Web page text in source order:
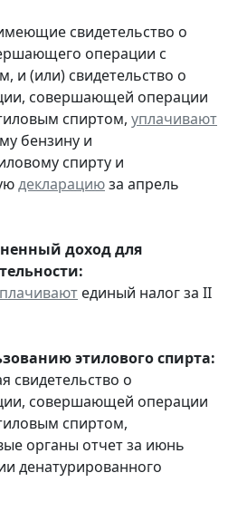
свидетельство о
операции с
и (или) свидетельство о
совершающей операции
спиртом, уплачивают
бензину и
спирту и
декларациюза апрель
доход для
единый налог за II
этилового спирта:
свидетельство о
совершающей операции
спиртом,
органы отчет за июнь
денатурированного